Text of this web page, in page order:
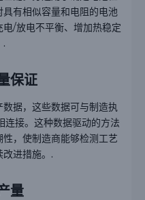
有相似容量和电阻的电池
/放电不平衡、增加热稳定
.
保证
据，这些数据可与制造执
连接。这种数据驱动的方法
，使制造商能够检测工艺
进措施。.
量